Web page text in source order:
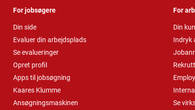
For jobsøgere
Din side
Evaluer din arbejdsplads
Se evalueringer
Opret profil
Apps til jobsøgning
Kaares Klumme
Ansøgningsmaskinen
For
Din
Indryk
Se